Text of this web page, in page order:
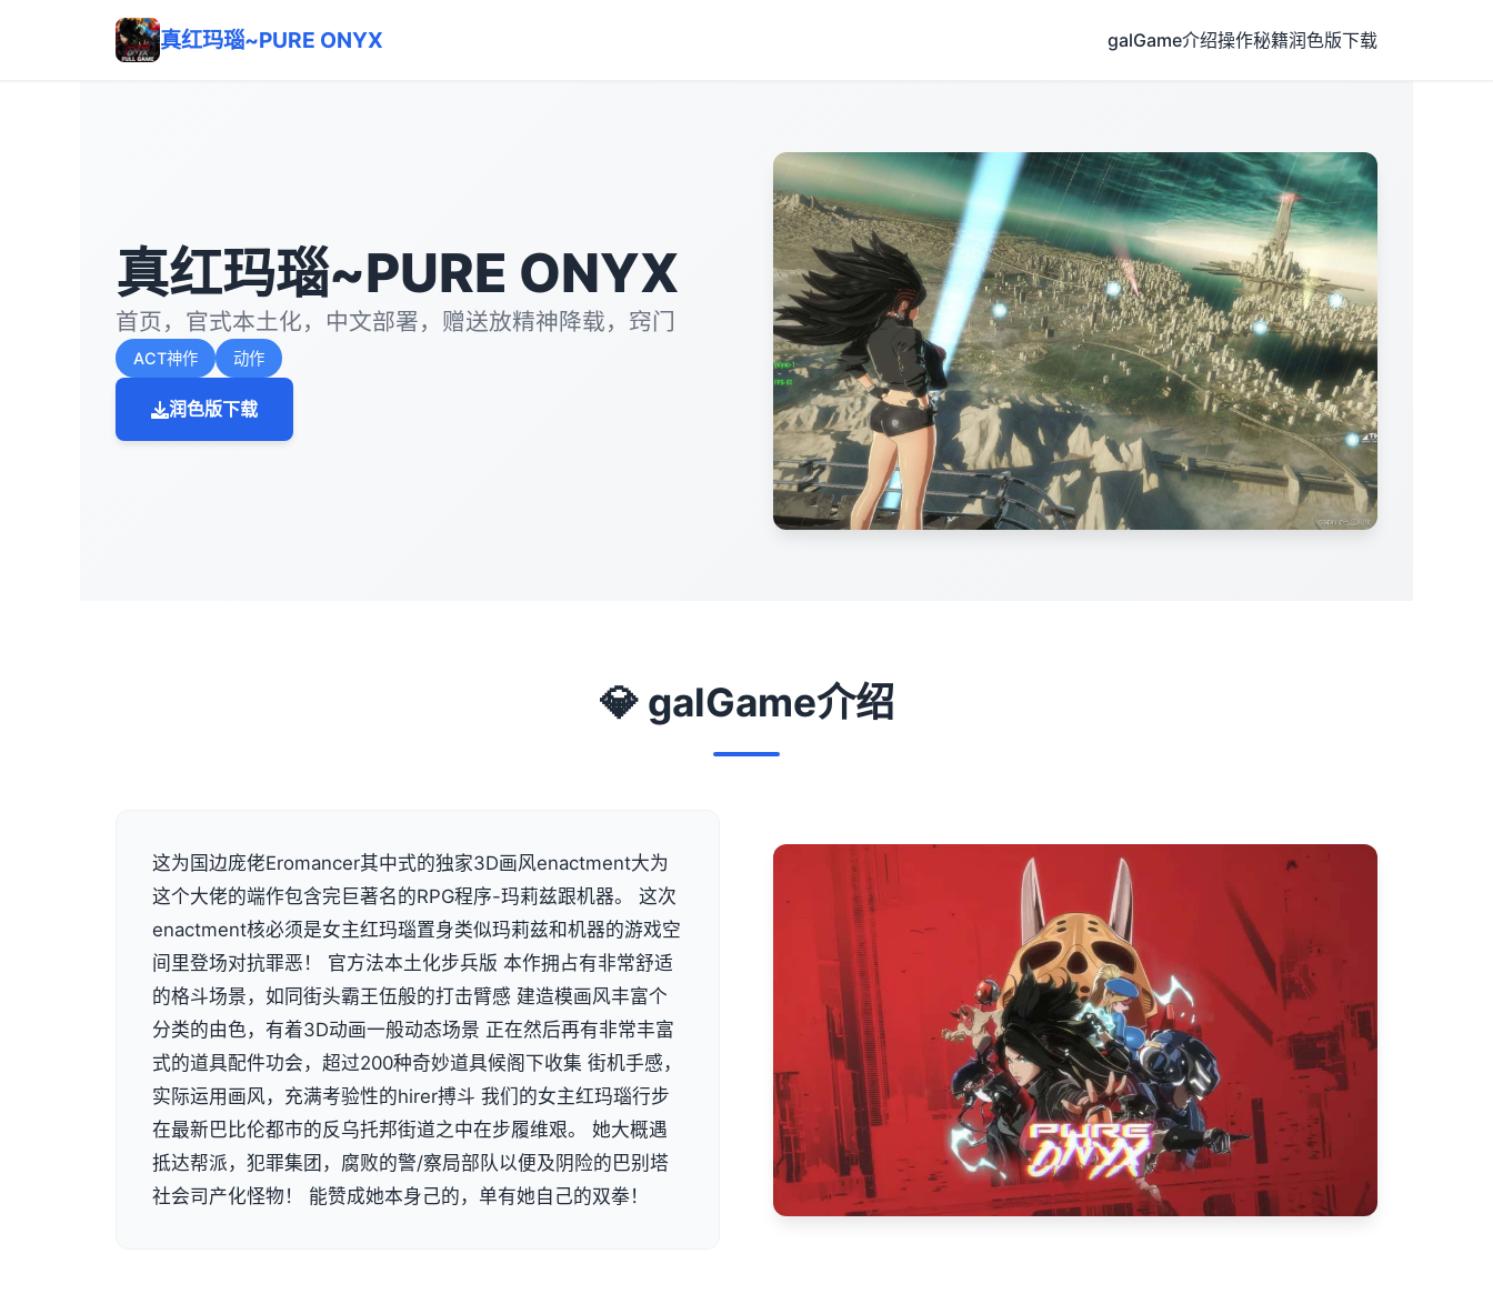
真红玛瑙~PURE ONYX galGame介绍操作秘籍润色版下载
真红玛瑙~PURE ONYX
首页，官式本土化，中文部署，赠送放精神降载，窍门
ACT神作 动作
润色版下载
💎 galGame介绍
这为国边庞佬Eromancer其中式的独家3D画风enactment大为
这个大佬的端作包含完巨著名的RPG程序-玛莉兹跟机器。 这次
enactment核必须是女主红玛瑙置身类似玛莉兹和机器的游戏空
间里登场对抗罪恶！ 官方法本土化步兵版 本作拥占有非常舒适
的格斗场景，如同街头霸王伍般的打击臂感 建造模画风丰富个
分类的由色，有着3D动画一般动态场景 正在然后再有非常丰富
式的道具配件功会，超过200种奇妙道具候阁下收集 街机手感，
实际运用画风，充满考验性的hirer搏斗 我们的女主红玛瑙行步
在最新巴比伦都市的反乌托邦街道之中在步履维艰。 她大概遇
抵达帮派，犯罪集团，腐败的警/察局部队以便及阴险的巴别塔
社会司产化怪物！ 能赞成她本身己的，单有她自己的双拳！